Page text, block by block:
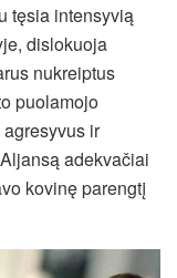
tęsia intensyvią
dislokuoja
nukreiptus
puolamojo
agresyvus ir
adekvačiai
kovinę parengtį